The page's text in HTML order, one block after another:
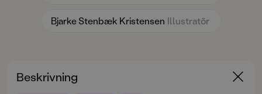
Bjarke Stenbæk Kristensen Illustratör
Beskrivning